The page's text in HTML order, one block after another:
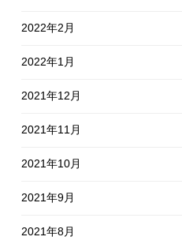
2022年2月
2022年1月
2021年12月
2021年11月
2021年10月
2021年9月
2021年8月